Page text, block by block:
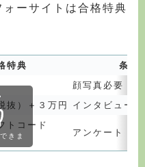
ーサイトは合格特典
特典
条件
顔写真必要
抜）＋３万円 インタビュー
トコード
アンケート・
きま